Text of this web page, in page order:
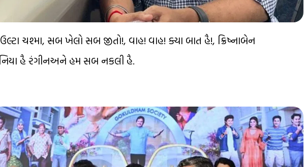
ચશ્મા, સબ ખેલો સબ જીતો!, વાહ! વાહ! ક્યા બાત હૈ!, ક્રિષ્નાબેન
દુનિયા હૈ રંગીનઅને હમ સબ નકલી હૈ.